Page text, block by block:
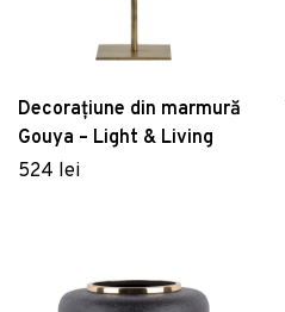
Decorațiune din marmură
Gouya – Light & Living
524 lei